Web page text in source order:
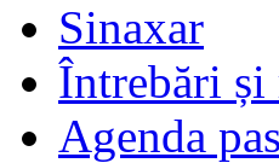
Sinaxar
Întrebări și
Agenda